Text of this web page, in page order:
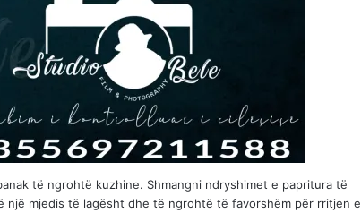
të ngrohtë kuzhine. Shmangni ndryshimet e papritura të
mjedis të lagësht dhe të ngrohtë të favorshëm për rritjen e